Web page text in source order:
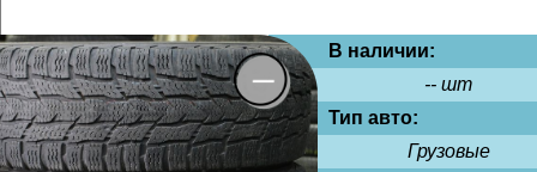
В наличии:
-- шт
Тип авто:
Грузовые